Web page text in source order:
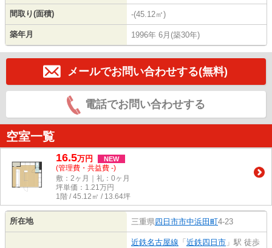
間取り(面積) -(45.12㎡)
築年月 1996年 6月(築30年)
メールでお問い合わせする(無料)
電話でお問い合わせする
空室一覧
16.5万円 NEW
(管理費・共益費 -)
敷：2ヶ月｜礼：0ヶ月
坪単価： 1.21万円
1階 / 45.12㎡ / 13.64坪
所在地 三重県四日市市中浜田町4-23
近鉄名古屋線 「 近鉄四日市 」駅 徒歩